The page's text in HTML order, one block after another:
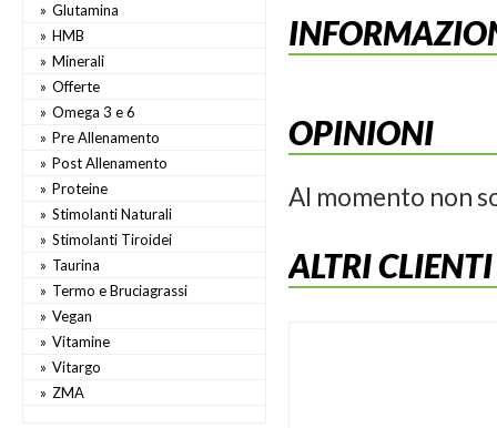
Glutamina
HMB
Minerali
Offerte
Omega 3 e 6
Pre Allenamento
Post Allenamento
Proteine
Stimolanti Naturali
Stimolanti Tiroidei
Taurina
Termo e Bruciagrassi
Vegan
Vitamine
Vitargo
ZMA
OPINIONI
Al momento non
ALTRI